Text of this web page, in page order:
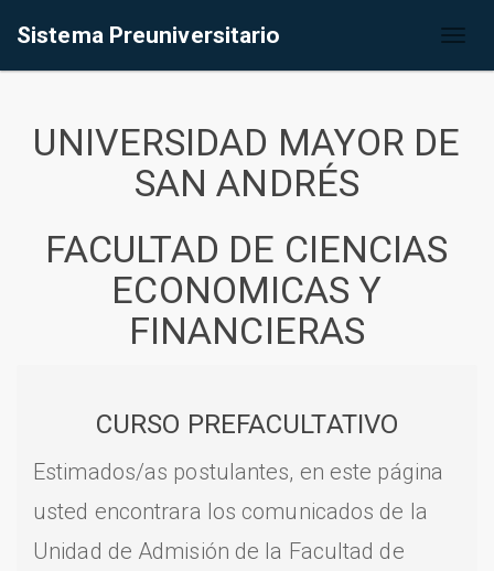
Sistema Preuniversitario
UNIVERSIDAD MAYOR DE
SAN ANDRÉS
FACULTAD DE CIENCIAS
ECONOMICAS Y
FINANCIERAS
CURSO PREFACULTATIVO
Estimados/as postulantes, en este página
usted encontrara los comunicados de la
Unidad de Admisión de la Facultad de